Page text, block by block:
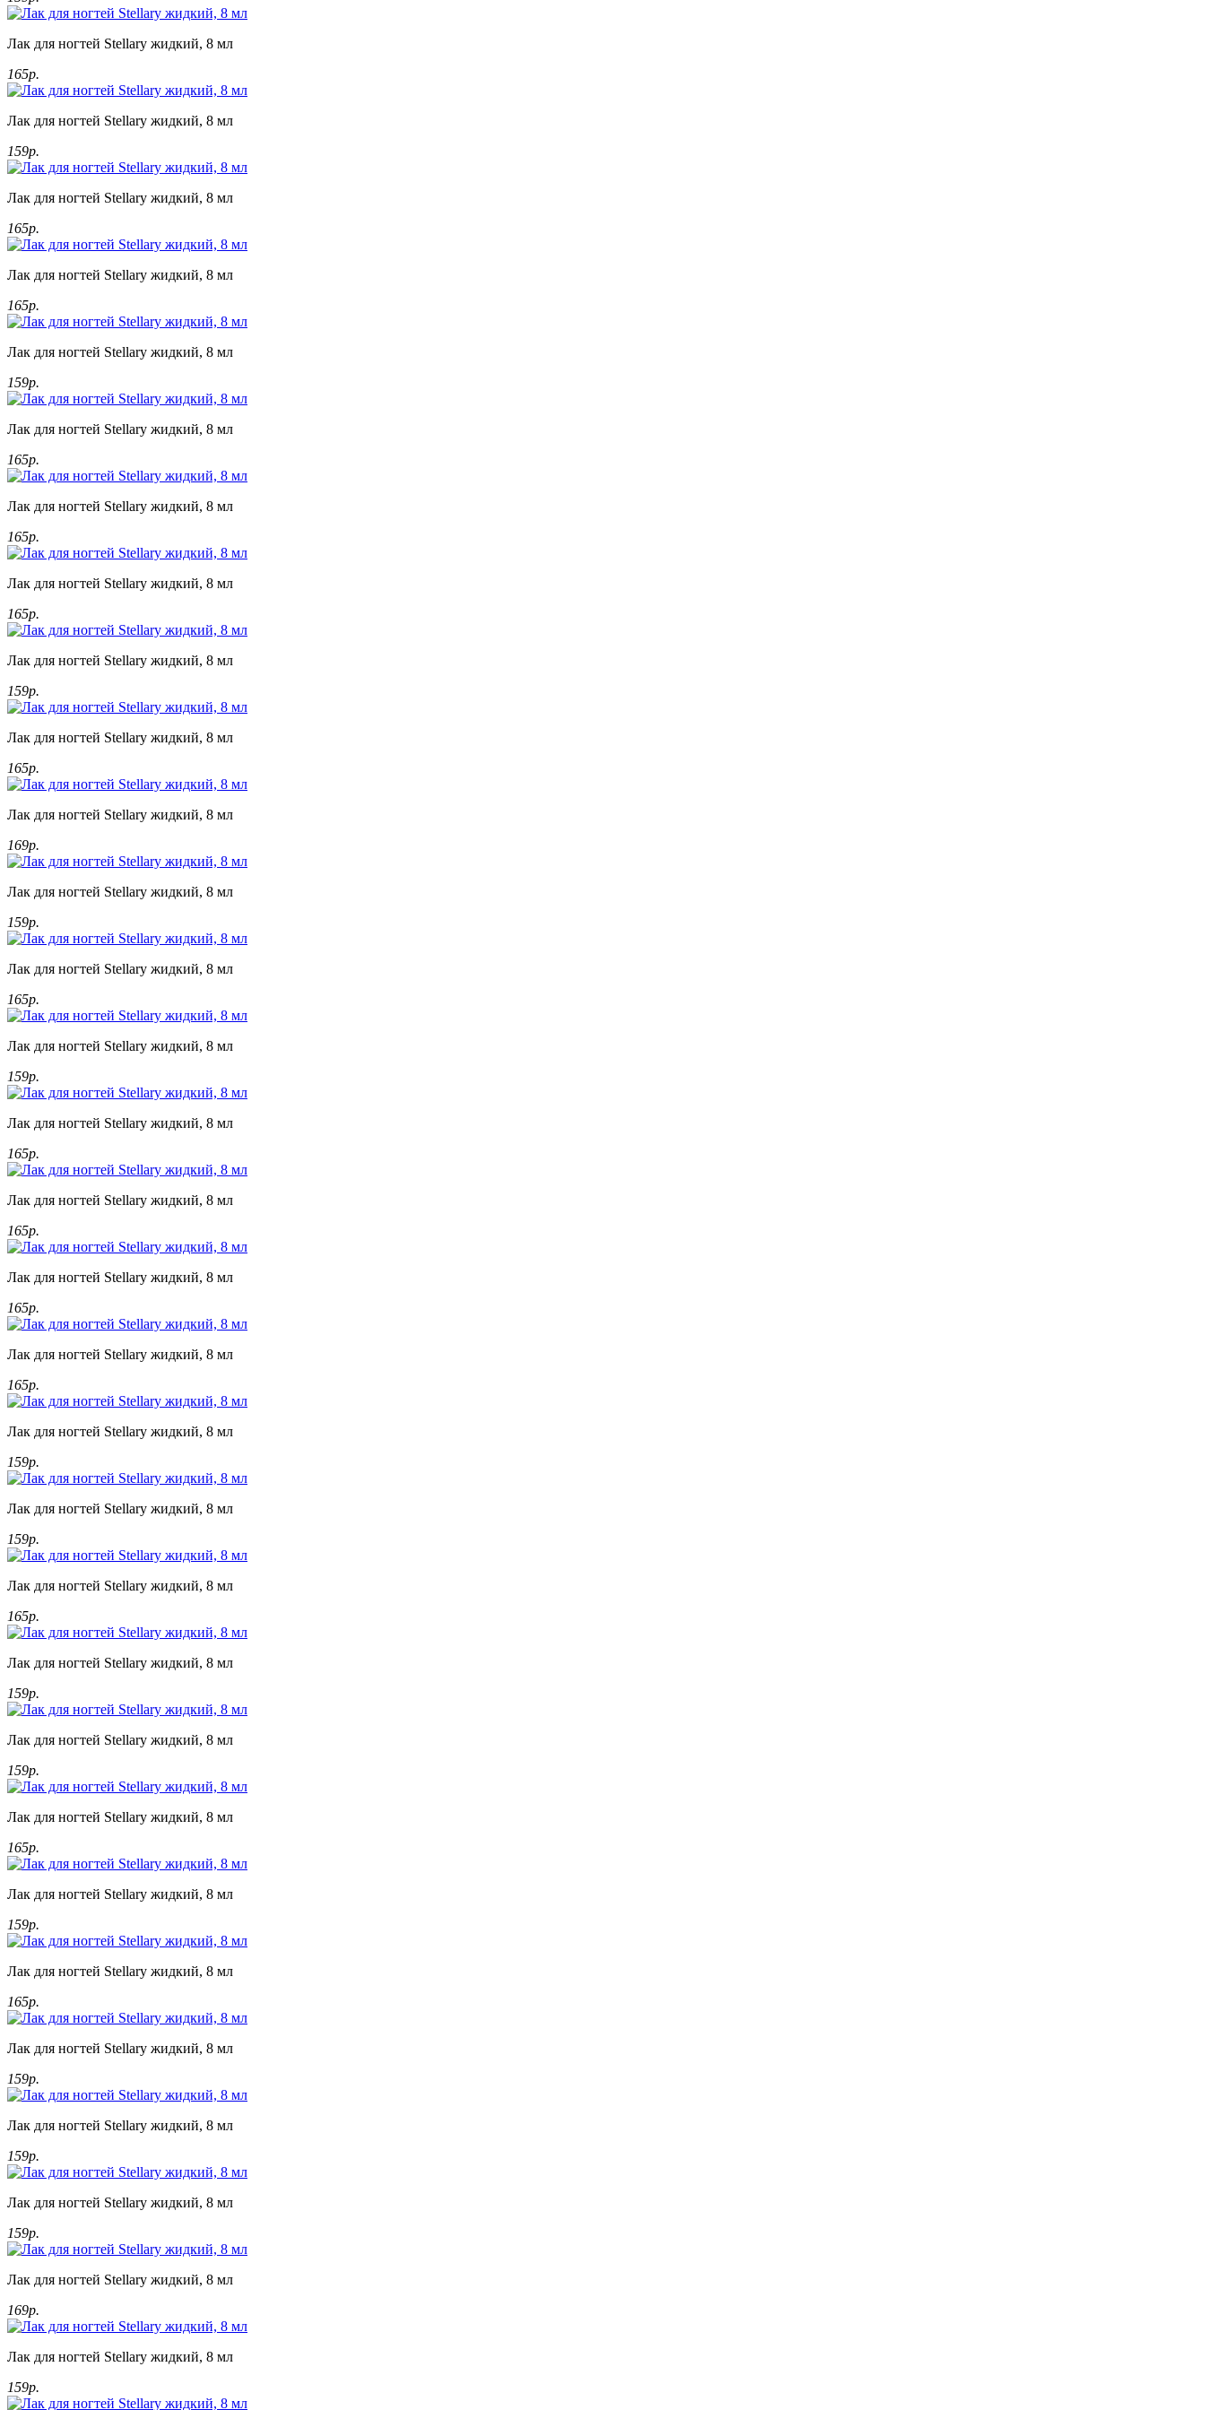
Лак для ногтей Stellary жидкий, 8 мл
165р.
Лак для ногтей Stellary жидкий, 8 мл
159р.
Лак для ногтей Stellary жидкий, 8 мл
165р.
Лак для ногтей Stellary жидкий, 8 мл
165р.
Лак для ногтей Stellary жидкий, 8 мл
159р.
Лак для ногтей Stellary жидкий, 8 мл
165р.
Лак для ногтей Stellary жидкий, 8 мл
165р.
Лак для ногтей Stellary жидкий, 8 мл
165р.
Лак для ногтей Stellary жидкий, 8 мл
159р.
Лак для ногтей Stellary жидкий, 8 мл
165р.
Лак для ногтей Stellary жидкий, 8 мл
169р.
Лак для ногтей Stellary жидкий, 8 мл
159р.
Лак для ногтей Stellary жидкий, 8 мл
165р.
Лак для ногтей Stellary жидкий, 8 мл
159р.
Лак для ногтей Stellary жидкий, 8 мл
165р.
Лак для ногтей Stellary жидкий, 8 мл
165р.
Лак для ногтей Stellary жидкий, 8 мл
165р.
Лак для ногтей Stellary жидкий, 8 мл
165р.
Лак для ногтей Stellary жидкий, 8 мл
159р.
Лак для ногтей Stellary жидкий, 8 мл
159р.
Лак для ногтей Stellary жидкий, 8 мл
165р.
Лак для ногтей Stellary жидкий, 8 мл
159р.
Лак для ногтей Stellary жидкий, 8 мл
159р.
Лак для ногтей Stellary жидкий, 8 мл
165р.
Лак для ногтей Stellary жидкий, 8 мл
159р.
Лак для ногтей Stellary жидкий, 8 мл
165р.
Лак для ногтей Stellary жидкий, 8 мл
159р.
Лак для ногтей Stellary жидкий, 8 мл
159р.
Лак для ногтей Stellary жидкий, 8 мл
159р.
Лак для ногтей Stellary жидкий, 8 мл
169р.
Лак для ногтей Stellary жидкий, 8 мл
159р.